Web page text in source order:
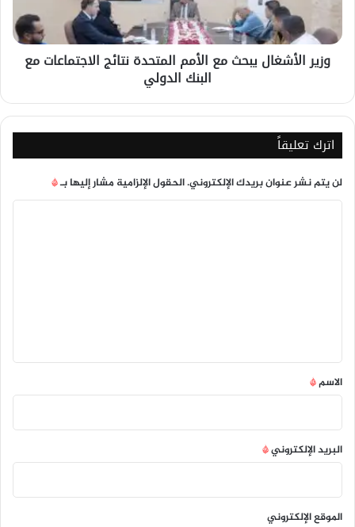
نتائج
الاجتماعات
مع
البنك
وزير الأشغال يبحث مع الأمم المتحدة نتائج الاجتماعات مع
البنك الدولي
اترك تعليقاً
لن يتم نشر عنوان بريدك الإلكتروني.الحقول الإلزامية مشار إليها بـ*
*
الاسم*
البريد الإلكتروني*
الموقع الإلكتروني